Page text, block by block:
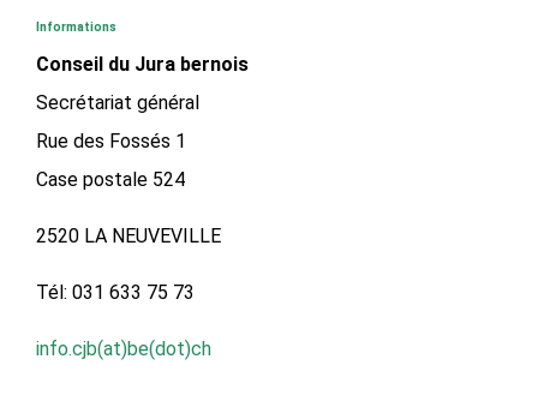
Informations
Conseil du Jura bernois
Secrétariat général
Rue des Fossés 1
Case postale 524
2520 LA NEUVEVILLE
Tél: 031 633 75 73
info.cjb(at)be(dot)ch